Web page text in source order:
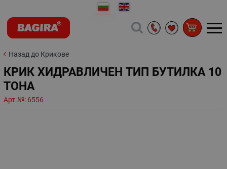
Назад до Крикове
КРИК ХИДРАВЛИЧЕН ТИП БУТИЛКА 10
ТОНА
Арт.№: 6556